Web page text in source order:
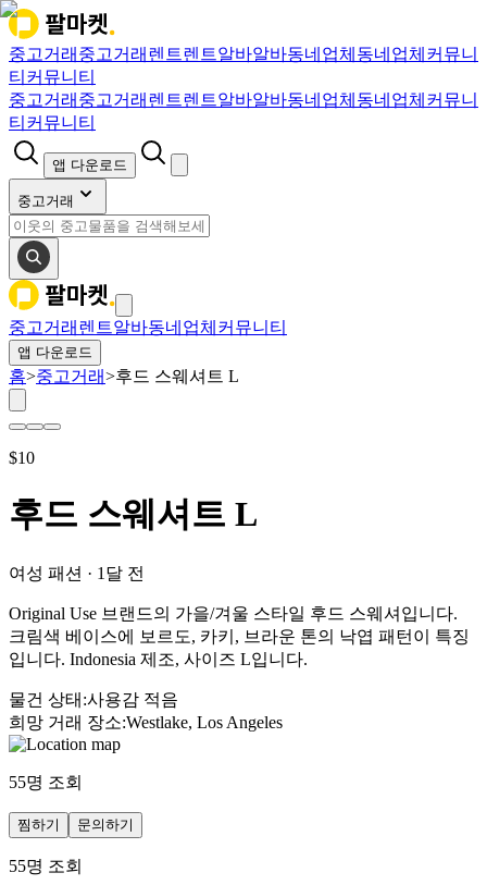
중고거래 중고거래 렌트렌트알바알바동네업체 동네업체 커뮤니
티 커뮤니티
중고거래 중고거래 렌트렌트알바알바동네업체 동네업체 커뮤니
티 커뮤니티
앱 다운로드
중고거래
중고거래 렌트알바동네업체 커뮤니티
앱 다운로드
홈>중고거래>후드 스웨셔트 L
$10
후드 스웨셔트 L
여성 패션 · 1달 전
Original Use 브랜드의 가을/겨울 스타일 후드 스웨셔입니다.
크림색 베이스에 보르도, 카키, 브라운 톤의 낙엽 패턴이 특징
입니다. Indonesia 제조, 사이즈 L입니다.
물건 상태 :사용감 적음
희망 거래 장소:Westlake, Los Angeles
55명 조회
찜하기 문의하기
55명 조회